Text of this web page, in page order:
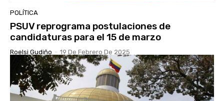
POLÍTICA
PSUV reprograma postulaciones de
candidaturas para el 15 de marzo
Roelsi Gudiño - 19 De Febrero De 2025